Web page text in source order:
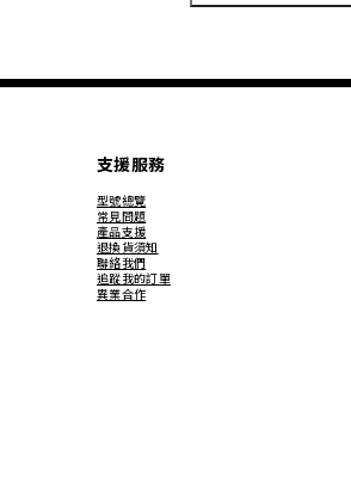
支援服務
型號總覽
常見問題
產品支援
退換貨須知
聯絡我們
追蹤我的訂單
異業合作